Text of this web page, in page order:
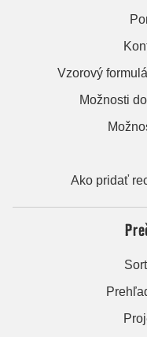
Vzorový
Možnosti
Ako pridať